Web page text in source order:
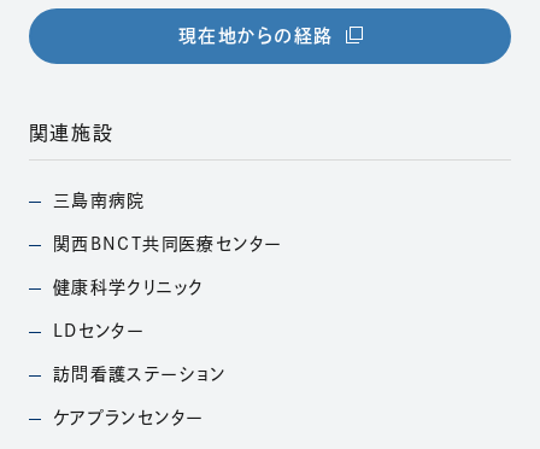
現在地からの経路 （別ウィンドウで開きま
関連施設
三島南病院
（別ウィンドウで開きます）
関西BNCT共同医療 センター
（別ウィンドウで開きます）
健康科学クリニック
（別ウィンドウで開きます）
LDセンター
（別ウィンドウで開きます）
訪問看護ステーション
（別ウィンドウで開きます）
ケアプランセンター
（別ウィンドウで開きます）